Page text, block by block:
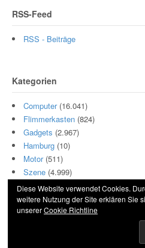
RSS-Feed
RSS - Beiträge
Kategorien
Computer(16.041)
Flimmerkasten (824)
Gadgets (2.967)
Hamburg (10)
Motor(511)
Szene (4.999)
© 2026 Hightech und Blech. All
Diese Website verwendet Cookies.
weitere Nutzung der Site erklären Sie
unsererCookie Richtline